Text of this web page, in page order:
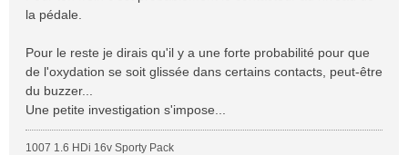
la pédale.
Pour le reste je dirais qu'il y a une forte probabilité pour que
de l'oxydation se soit glissée dans certains contacts, peut-être
du buzzer...
Une petite investigation s'impose...
1007 1.6 HDi 16v Sporty Pack